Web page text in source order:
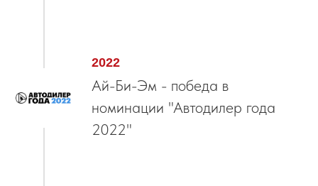
2022
Ай-Би-Эм - победа в
номинации "Автодилер года
2022"